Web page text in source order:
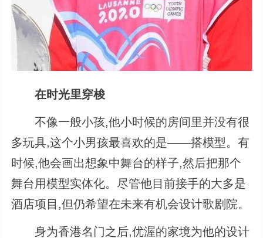
在时光里穿梭
不像一般小孩,他小时候的房间里并没有很
多玩具,这个小男孩最喜欢的是——搭模型。有
时候,他会画出想象中舞台的样子,然后把那个
舞台用模型实体化。尽管他目前接手的大多是
酒店项目,但仍希望在未来有机会设计歌剧院。
身为香港名门之后,优渥的家境为他的设计